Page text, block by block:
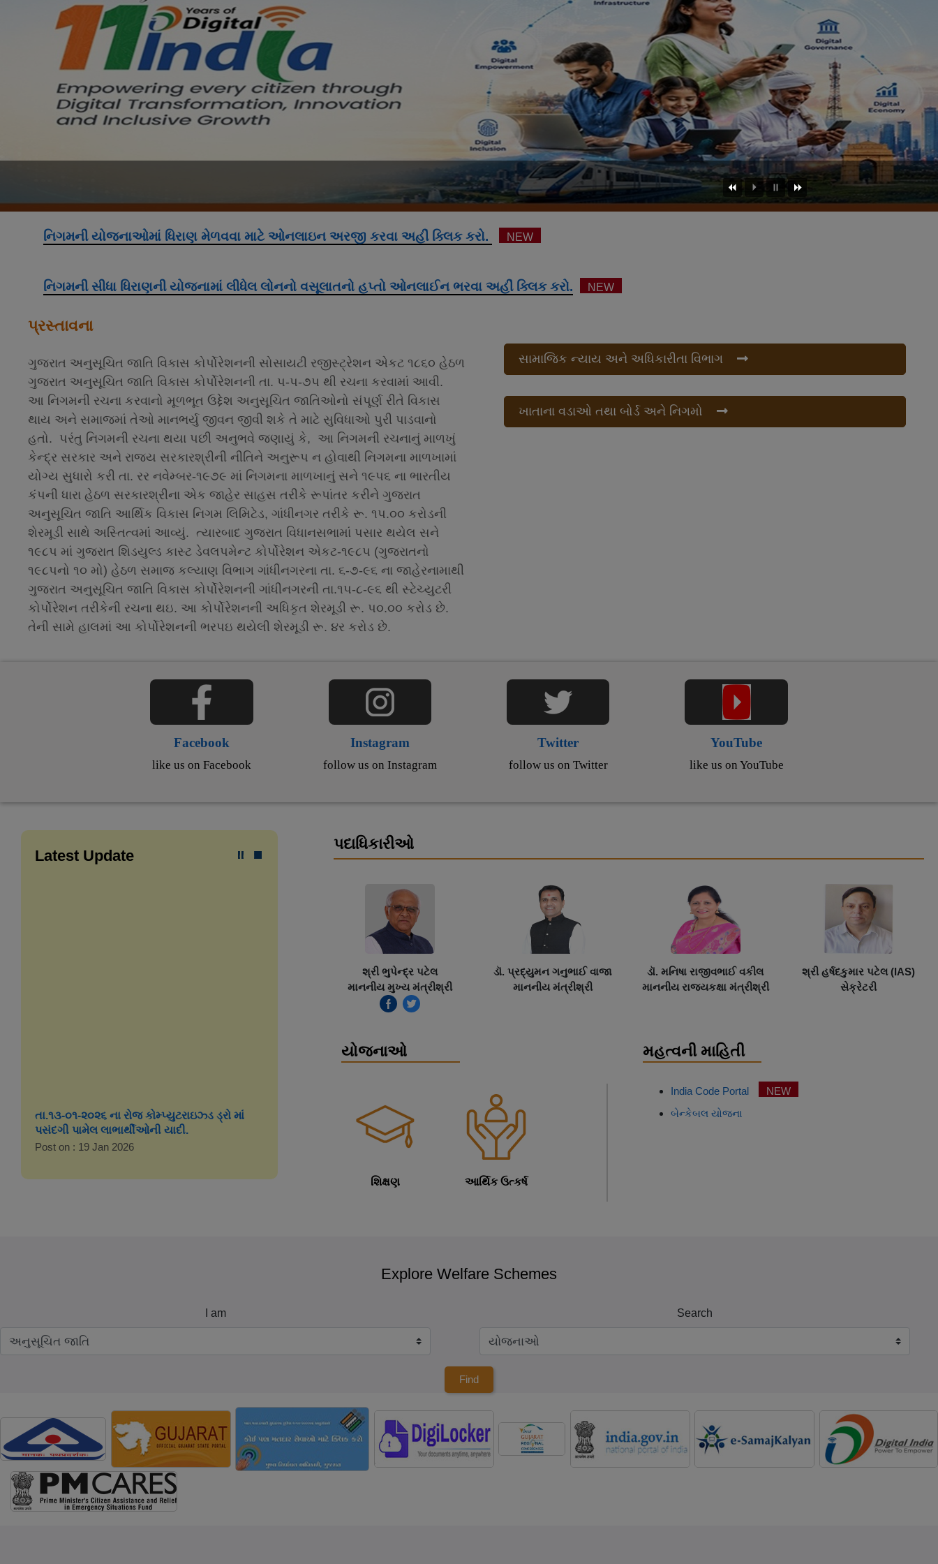
નિગમની યોજનાઓમાં ધિરાણ મેળવવા માટે ઓનલાઇન અરજી કરવા અહીં ક્લિક કરો. NEW
નિગમની સીધા ધિરાણની યોજનામાં લીધેલ લોનનો વસૂલાતનો હપ્તો ઓનલાઈન ભરવા અહીં ક્લિક કરો. NEW
પ્રસ્તાવના
ગુજરાત અનુસૂચિત જાતિ વિકાસ કોર્પોરેશનની સોસાયટી રજીસ્‍ટ્રેશન એકટ ૧૮૬૦ હેઠળ
ગુજરાત અનુસૂચિત જાતિ વિકાસ કોર્પોરેશનની તા. પ-પ-૭પ થી રચના કરવામાં આવી.
આ નિગમની રચના કરવાનો મૂળભૂત ઉદ્દેશ અનુસૂચિત જાતિઓનો સંપૂર્ણ રીતે વિકાસ
થાય અને સમાજમાં તેઓ માનભર્યુ જીવન જીવી શકે તે માટે સુવિધાઓ પુરી પાડવાનો
હતો. પરંતુ નિગમની રચના થયા પછી અનુભવે જણાયું કે, આ નિગમની રચનાનું માળખું
કેન્‍દ્ર સરકાર અને રાજય સરકારશ્રીની નીતિને અનુરૂપ ન હોવાથી નિગમના માળખામાં
યોગ્‍ય સુધારો કરી તા. રર નવેમ્‍બર-૧૯૭૯ માં નિગમના માળખાનું સને ૧૯પ૬ ના ભારતીય
કંપની ધારા હેઠળ સરકારશ્રીના એક જાહેર સાહસ તરીકે રૂપાંતર કરીને ગુજરાત
અનુસૂચિત જાતિ આર્થિક વિકાસ નિગમ લિમિટેડ, ગાંધીનગર તરીકે રૂ. ૧પ.૦૦ કરોડની
શેરમૂડી સાથે અસ્તિત્‍વમાં આવ્‍યું. ત્‍યારબાદ ગુજરાત વિધાનસભામાં પસાર થયેલ સને
૧૯૮પ માં ગુજરાત શિડયુલ્‍ડ કાસ્‍ટ ડેવલપમેન્‍ટ કોર્પોરેશન એકટ-૧૯૮પ (ગુજરાતનો
૧૯૮પનો ૧૦ મો) હેઠળ સમાજ કલ્‍યાણ વિભાગ ગાંધીનગરના તા. ૬-૭-૯૬ ના જાહેરનામાથી
ગુજરાત અનુસૂચિત જાતિ વિકાસ કોર્પોરેશનની ગાંધીનગરની તા.૧પ-૮-૯૬ થી સ્‍ટેચ્‍યુટરી
કોર્પોરેશન તરીકેની રચના થઇ. આ કોર્પોરેશનની અધિકૃત શેરમૂડી રૂ. પ૦.૦૦ કરોડ છે.
તેની સામે હાલમાં આ કોર્પોરેશનની ભરપઇ થયેલી શેરમૂડી રૂ. ૪ર કરોડ છે.
સામાજિક ન્યાય અને અધિકારીતા વિભાગ
ખાતાના વડાઓ તથા બોર્ડ અને નિગમો
Facebook
like us on Facebook
Instagram
follow us on Instagram
Twitter
follow us on Twitter
YouTube
like us on YouTube
Latest Update
પસંદગી પામેલ લાભાર્થીઓની યાદી.
Post on : 19 Jan 2026
તા.૨૨-૦૩-૨૦૨૫ ના રોજ કોમ્પ્યુટરાઝ્ડ ડ્રો માં
પસંદગી પામેલ લાભાર્થીઓની યાદી
Post on : 26 Mar 2025
પસંદગી પામેલ લાભાર્થીઓની યાદી
Post on : 19 Oct 2024
તા.૧૧-૦૩-૨૦૨૪ ના રોજ કોમ્પ્યુટરાઇઝ્ડ ડ્રો માં
પસંદગી પામેલ લાભાર્થીઓની યાદી
Post on : 14 Mar 2024
પદાધિકારીઓ
શ્રી ભુપેન્દ્ર પટેલ
માનનીય મુખ્ય મંત્રીશ્રી
ડૉ. પ્રદ્યુમન ગનુભાઈ વાજા
માનનીય મંત્રીશ્રી
ડૉ. મનિષા રાજીવભાઈ વકીલ
માનનીય રાજ્યકક્ષા મંત્રીશ્રી
શ્રી હર્ષદકુમાર પટેલ (IAS)
સેક્રેટરી
યોજનાઓ
શિક્ષણ આર્થિક ઉત્કર્ષ
મહત્વની માહિતી
India Code Portal
NEW
બેન્કેબલ યોજના
Explore Welfare Schemes
I am Search